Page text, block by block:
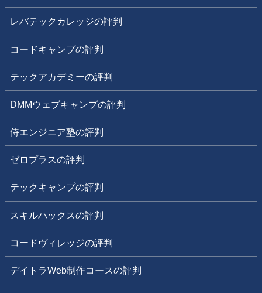
レバテックカレッジの評判
コードキャンプの評判
テックアカデミーの評判
DMMウェブキャンプの評判
侍エンジニア塾の評判
ゼロプラスの評判
テックキャンプの評判
スキルハックスの評判
コードヴィレッジの評判
デイトラWeb制作コースの評判